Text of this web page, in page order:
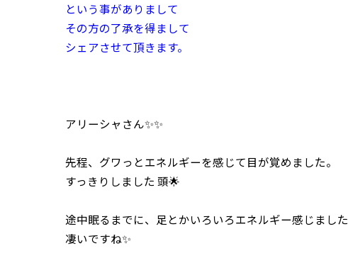
という事がありまして
その方の了承を得まして
シェアさせて頂きます。
アリーシャさん✨✨
先程、グワっとエネルギーを感じて目が覚めました。
すっきりしました 頭🌟
途中眠るまでに、足とかいろいろエネルギー感じました
凄いですね✨